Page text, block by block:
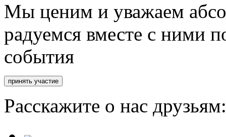
Мы ценим и уважаем
радуемся вместе с ними
события
Расскажите о нас